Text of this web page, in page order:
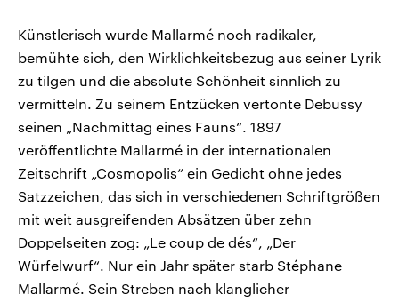
Künstlerisch wurde Mallarmé noch radikaler,
bemühte sich, den Wirklichkeitsbezug aus seiner Lyrik
zu tilgen und die absolute Schönheit sinnlich zu
vermitteln. Zu seinem Entzücken vertonte Debussy
seinen „Nachmittag eines Fauns“. 1897
veröffentlichte Mallarmé in der internationalen
Zeitschrift „Cosmopolis“ ein Gedicht ohne jedes
Satzzeichen, das sich in verschiedenen Schriftgrößen
mit weit ausgreifenden Absätzen über zehn
Doppelseiten zog: „Le coup de dés“, „Der
Würfelwurf“. Nur ein Jahr später starb Stéphane
Mallarmé. Sein Streben nach klanglicher